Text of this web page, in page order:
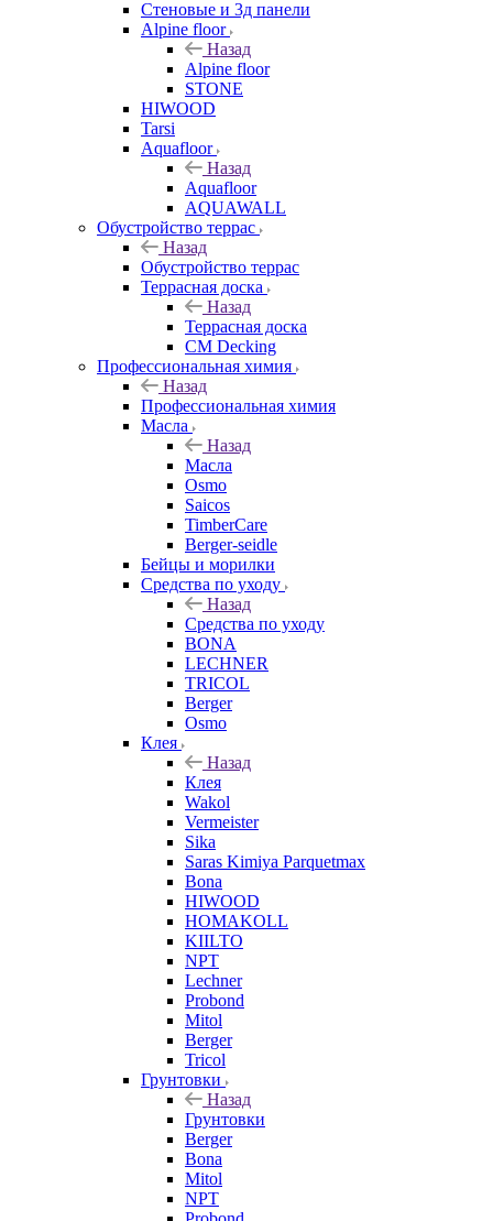
Стеновые и 3д панели
Alpine floor
Назад
Alpine floor
STONE
HIWOOD
Tarsi
Aquafloor
Назад
Aquafloor
AQUAWALL
Обустройство террас
Назад
Обустройство террас
Террасная доска
Назад
Террасная доска
CM Decking
Профессиональная химия
Назад
Профессиональная химия
Масла
Назад
Масла
Osmo
Saicos
TimberCare
Berger-seidle
Бейцы и морилки
Средства по уходу
Назад
Средства по уходу
BONA
LECHNER
TRICOL
Berger
Osmo
Клея
Назад
Клея
Wakol
Vermeister
Sika
Saras Kimiya Parquetmax
Bona
HIWOOD
HOMAKOLL
KIILTO
NPT
Lechner
Probond
Mitol
Berger
Tricol
Грунтовки
Назад
Грунтовки
Berger
Bona
Mitol
NPT